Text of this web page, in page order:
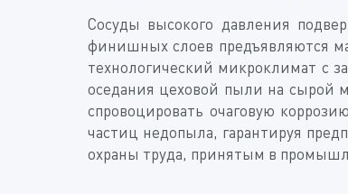
Сосуды высокого давления
финишных слоев предъявляются
технологический микроклимат с
оседания цеховой пыли на сырой
спровоцировать очаговую
частиц недопыла, гарантируя
охраны труда, принятым в